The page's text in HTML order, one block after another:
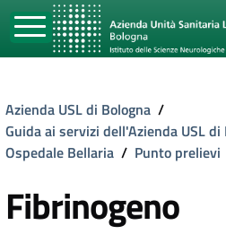
Azienda USL di Bologna /
Guida ai servizi dell'Azienda USL di
Ospedale Bellaria / Punto prelievi
Fibrinogeno